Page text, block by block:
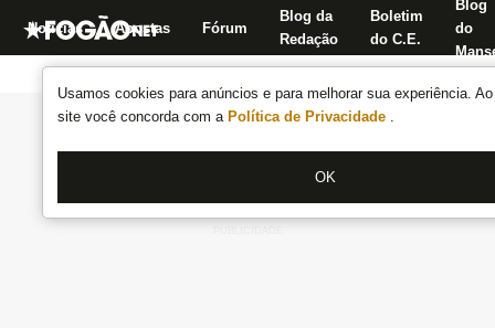
Usamos cookies para anúncios e para melhorar sua experiência.
site você concorda com a Política de Privacidade .
OK
Notícias Apostas Fórum
Blog da
Redação
Boletim
do C.E.
Blog
do